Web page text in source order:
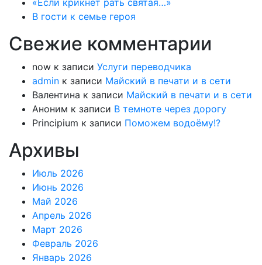
«Если крикнет рать святая…»
В гости к семье героя
Свежие комментарии
now к записи Услуги переводчика
admin к записи Майский в печати и в сети
Валентина к записи Майский в печати и в сети
Аноним к записи В темноте через дорогу
Principium к записи Поможем водоёму!?
Архивы
Июль 2026
Июнь 2026
Май 2026
Апрель 2026
Март 2026
Февраль 2026
Январь 2026